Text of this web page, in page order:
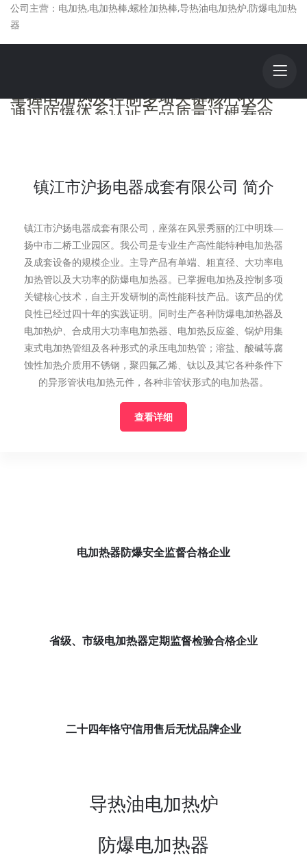
公司主营：电加热,电加热棒,螺栓加热棒,导热油电加热炉,防爆电加热
器
四十年电加热器丰富的研发生产经验
掌握电加热及控制多项关键核心技术
二十四年恪守信用售后无忧品牌企业
获得国家多项隔爆粉尘大小功率防爆认证
通过防爆体系认证产品质量过硬寿命
四十年电加热器丰富的研发生产经验
掌握电加热及控制多项关键核心技术
二十四年恪守信用售后无忧品牌企业
获得国家多项隔爆粉尘大小功率防爆认证
通过防爆体系认证产品质量过硬寿命
镇江市沪扬电器成套有限公司 简介
镇江市沪扬电器成套有限公司，座落在风景秀丽的江中明珠—
扬中市二桥工业园区。我公司是专业生产高性能特种电加热器
及成套设备的规模企业。主导产品有单端、粗直径、大功率电
加热管以及大功率的防爆电加热器。已掌握电加热及控制多项
关键核心技术，自主开发研制的高性能科技产品。该产品的优
良性已经过四十年的实践证明。同时生产各种防爆电加热器及
电加热炉、合成用大功率电加热器、电加热反应釜、锅炉用集
束式电加热管组及各种形式的承压电加热管；溶盐、酸碱等腐
蚀性加热介质用不锈钢，聚四氟乙烯、钛以及其它各种条件下
的异形管状电加热元件，各种非管状形式的电加热器。
查看详细
电加热器防爆安全监督合格企业
省级、市级电加热器定期监督检验合格企业
二十四年恪守信用售后无忧品牌企业
导热油电加热炉
防爆电加热器